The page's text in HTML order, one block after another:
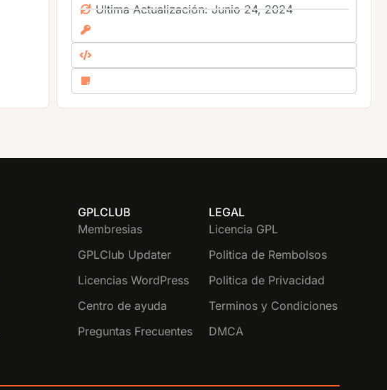
Ultima Actualización: Junio 24, 2024
GPLCLUB
Membresias
GPLClub Updater
Licencias WordPress
Centro de ayuda
Preguntas Frecuentes
LEGAL
Licencia GPL
Politica de Rembolsos
Politica de Privacidad
Terminos y Condiciones
DMCA